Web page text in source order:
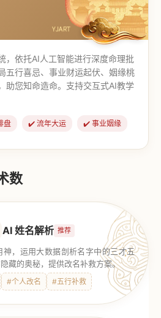
，依托AI人工智能进行深度命理批
五行喜忌、事业财运起伏、姻缘桃
助您知命造命。支持交互式AI教学
盘 ✔️ 流年大运 ✔️ 事业姻缘
数
AI 姓名解析 推荐
，运用大数据剖析名字中的三才五
藏的奥秘，提供改名补救方案。
#个人改名 #五行补救